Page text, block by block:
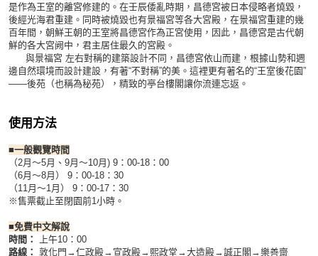
是作為王室的離宮修建的。在壬辰倭亂時期，昌德宮被日本侵略者燒毀，
後經光海君重建。同時被燒毀也有景福宮等各大宮殿，在景福宮重建的幾
百年間，朝鮮王朝的王室將昌德宮作為正宮使用，因此，昌德宮是古代朝
鮮的各大宮阙中，君主居住最久的宮殿。
與景福宮 左右對稱的建築設計不同，昌德宮依山而建，根據山勢和週
邊自然環境而設計建設，有著“不對稱”的美。這裡更有著名的“王室後花園”
——後苑（也稱為秘苑），精致的亭台樓閣讓你流連忘返。
使用方法
■一般觀覽時間
（2月～5月、9月～10月) 9：00-18：00
（6月～8月） 9：00-18：30
（11月～1月） 9：00-17：30
※售票截止至閉園前1小時。
■免費中文解說
時間：
上午10：00
路線： 敦化門→仁政殿→宣政殿→熙政堂→大造殿→誠正閣→樂善齋